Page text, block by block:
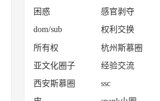
困惑 感官剥夺
dom/sub 权利交换
所有权 杭州斯慕圈
亚文化圈子 经验交流
西安斯慕圈 ssc